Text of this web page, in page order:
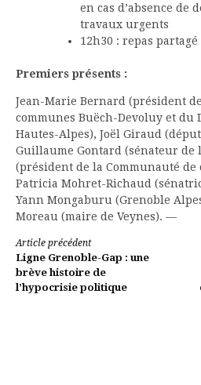
en cas d’absence de
travaux urgents
12h30 : repas partagé
Premiers présents :
Jean-Marie Bernard (président
communes Buëch-Devoluy et du
Hautes-Alpes), Joël Giraud
Guillaume Gontard (sénateur de
(président de la Communauté de
Patricia Mohret-Richaud
Yann Mongaburu (Grenoble
Moreau (maire de Veynes). —
Lire
la
Article précédent
Ligne Grenoble-Gap : une
brève histoire de
l’hypocrisie politique